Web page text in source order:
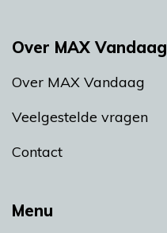
Menu
Over MAX Vandaag
Over MAX Vandaag
Veelgestelde vragen
Contact